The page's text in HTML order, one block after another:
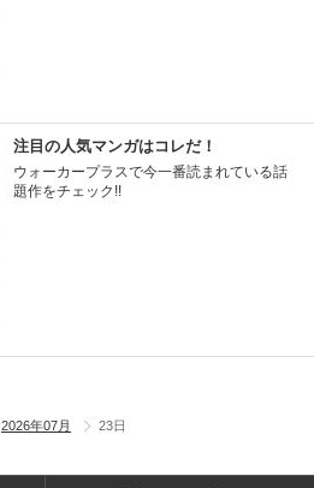
注目の人気マンガはコレだ！
ウォーカープラスで今一番読まれている話
題作をチェック!!
2026年07月 23日